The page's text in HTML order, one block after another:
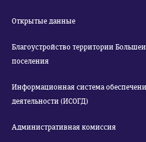
Открытые данные
Благоустройство территории
поселения
Информационная система
деятельности (ИСОГД)
Административная комиссия